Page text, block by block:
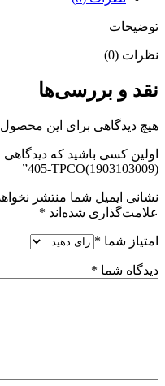
توضیحات
نظرات (0)
نقد و بررسی‌ها
هیچ دیدگاهی برای این
405-TPCO(1903103009)”
نشانی ایمیل شما منتشر
علامت‌گذاری شده‌اند *
امتیاز شما *
دیدگاه شما *